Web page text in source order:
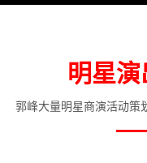
明星演
郭峰大量明星商演活动策